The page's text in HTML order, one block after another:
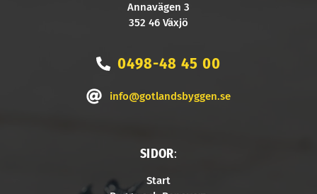
Annavägen 3
352 46 Växjö
0498-48 45 00
info@gotlandsbyggen.se
SIDOR:
Start